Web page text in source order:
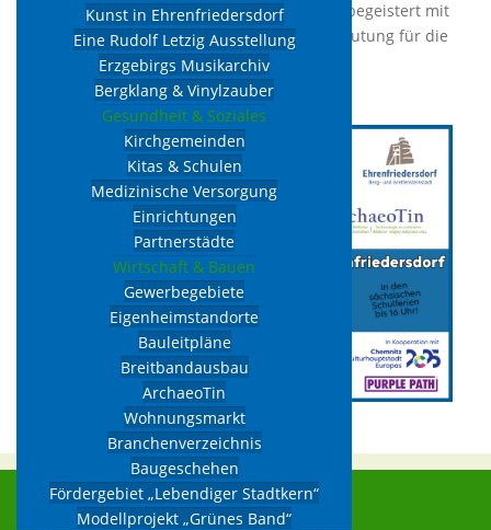
Kunst in Ehrenfriedersdorf
Eine Rudolf Letzig Ausstellung
Erzgebirgs Musikarchiv
Bergklang & Vinylzauber
Gesundheit & Soziales
Kirchgemeinden
Kitas & Schulen
Medizinische Versorgung
Einrichtungen
Partnerstädte
Wirtschaft & Bauen
Gewerbegebiete
Eigenheimstandorte
Bauleitpläne
Breitbandausbau
ArchaeoTin
Wohnungsmarkt
Branchenverzeichnis
Baugeschehen
Fördergebiet „Lebendiger Stadtkern“
Modellprojekt „Grünes Band“
EU-ProjektArchaeoTin. Diese Ausstellung begeistert mit
der Geschichte des Zinns und seiner Bedeutung für die
Entwicklung unserer Kultur.
Kontaktzu uns